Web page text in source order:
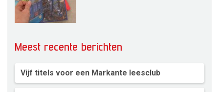
Meest recente berichten
Vijf titels voor een Markante leesclub